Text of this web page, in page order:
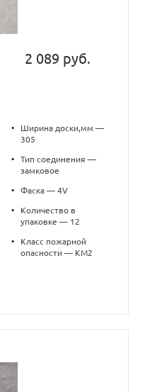
2 089 руб.
•
Ширина доски,мм —
305
•
Тип соединения —
замковое
• Фаска — 4V
•
Количество в
упаковке — 12
•
Класс пожарной
опасности — КМ2